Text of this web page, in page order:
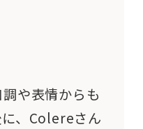
や表情からも
、Colereさん